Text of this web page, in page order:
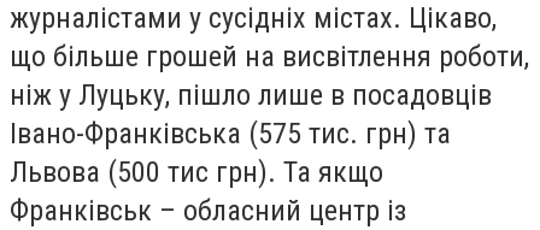
журналістами у сусідніх містах. Цікаво,
що більше грошей на висвітлення роботи,
ніж у Луцьку, пішло лише в посадовців
Івано-Франківська (575 тис. грн) та
Львова (500 тис грн). Та якщо
Франківськ – обласний центр із